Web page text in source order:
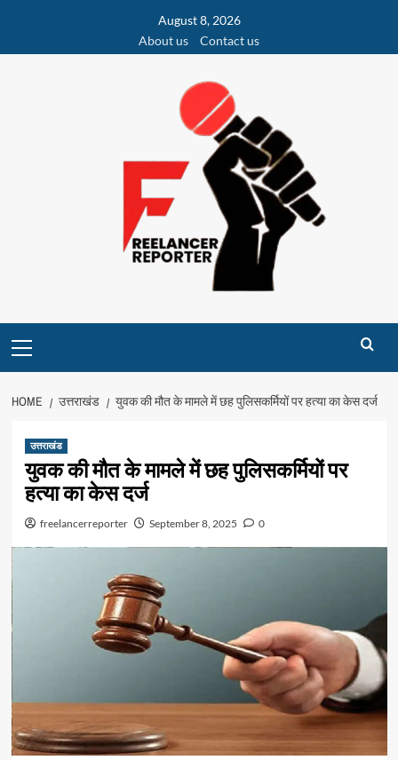
content
August 8, 2026
About us
Contact us
Menu
HOME उत्तराखंड युवक की मौत के मामले में छह पुलिसकर्मियों पर हत्या का केस दर्ज
उत्तराखंड
युवक की मौत के मामले में छह पुलिसकर्मियों पर
हत्या का केस दर्ज
freelancerreporter September 8, 2025 0